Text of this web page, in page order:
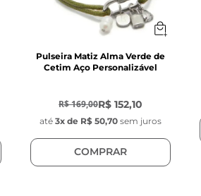
Pulseira Matiz Alma Verde de
Cetim Aço Personalizável
R$ 169,00R$ 152,10
até 3x de R$ 50,70 sem juros
COMPRAR